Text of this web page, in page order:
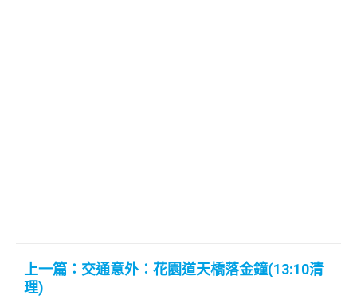
上一篇：交通意外︰花園道天橋落金鐘(13:10清
理)